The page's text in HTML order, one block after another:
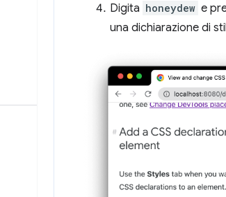
Digita honeydew e
una dichiarazione di